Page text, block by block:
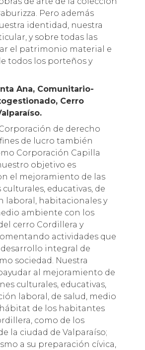
Pero además
identidad, nuestra
y sobre todas las
el patrimonio material e
todos los porteños y
Ana, Comunitario-
Cerro
de derecho
de lucro también
Corporación Capilla
objetivo es
el mejoramiento de las
educativas, de
laboral, habitacionales y
ambiente con los
cerro Cordillera y
actividades que
integral de
sociedad. Nuestra
al mejoramiento de
culturales, educativas,
laboral, de salud, medio
de los habitantes
como de los
la ciudad de Valparaíso;
a su preparación cívica,